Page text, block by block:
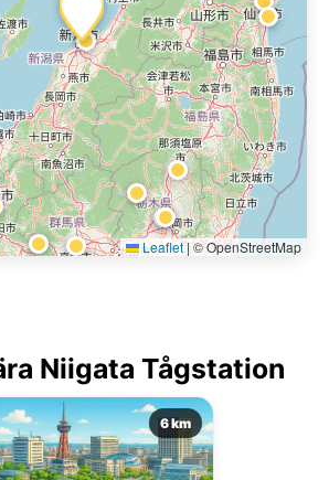
Leaflet|© OpenStreetMap
Niigata Tågstation
6 km